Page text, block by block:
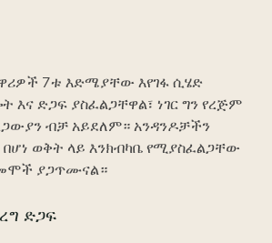
7ቱ እድሜያቸው እየገፋ ሲሄድ
እና ድጋፍ ያስፈልጋቸዋል፣ ነገር ግን የረጅም
ብቻ አይደለም። አንዳንዶቻችን
ወቅት ላይ እንክብካቤ የሚያስፈልጋቸው
ያጋጥሙናል።
ድጋፍ